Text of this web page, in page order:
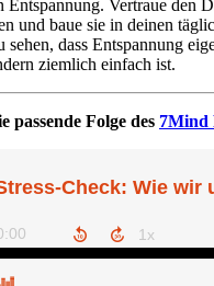
Entspannung. Vertraue den
und baue sie in deinen
sehen, dass Entspannung
ziemlich einfach ist.
passende Folge des 7Mind